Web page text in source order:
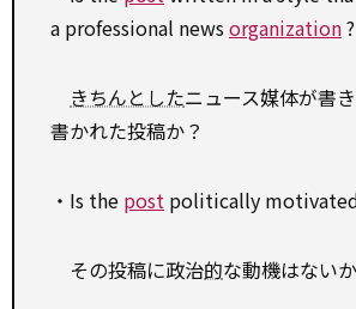
a professional news organization?
きちんとしたニュース媒体が書
書かれた投稿か？
・Is the post politically
その投稿に政治的な動機はない